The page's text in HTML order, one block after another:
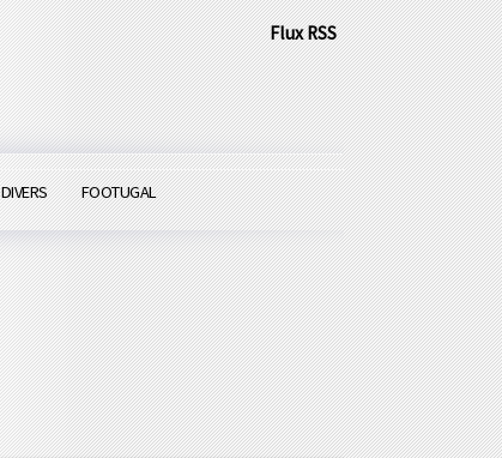
Flux RSS
DIVERS FOOTUGAL